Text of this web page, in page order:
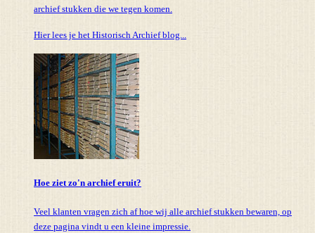
archief stukken die we tegen komen.
Hier lees je het Historisch Archief blog...
Hoe ziet zo'n archief eruit?
Veel klanten vragen zich af hoe wij alle archief stukken bewaren, op
deze pagina vindt u een kleine impressie.